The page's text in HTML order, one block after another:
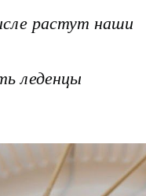
растут наши
леденцы